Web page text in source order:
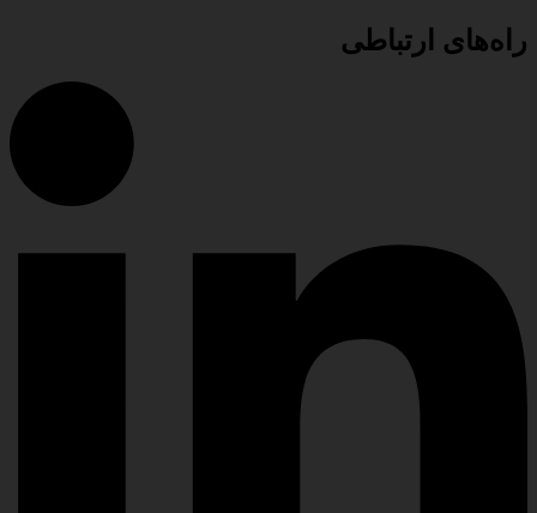
راه‌های ارتباطی